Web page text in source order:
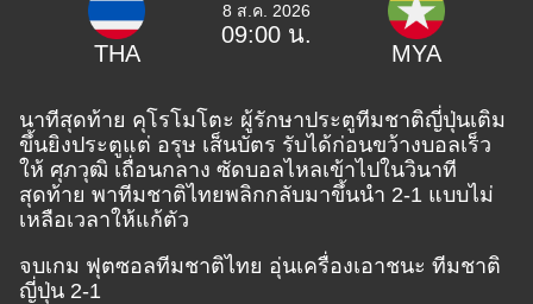
THA
8 ส.ค. 2026
09:00 น.
MYA
นาทีสุดท้าย คุโรโมโตะ ผู้รักษาประตูทีมชาติญี่ปุ่นเติม
ขึ้นยิงประตูแต่ อรุษ เส็นบัตร รับได้ก่อนขว้างบอลเร็ว
ให้ ศุภวุฒิ เถื่อนกลาง ซัดบอลไหลเข้าไปในวินาที
สุดท้าย พาทีมชาติไทยพลิกกลับมาขึ้นนำ 2-1 แบบไม่
เหลือเวลาให้แก้ตัว
จบเกม ฟุตซอลทีมชาติไทย อุ่นเครื่องเอาชนะ ทีมชาติ
ญี่ปุ่น 2-1